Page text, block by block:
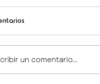
un comentario...